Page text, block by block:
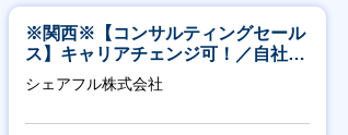
※関西※【コンサルティングセール
ス】キャリアチェンジ可！／自社サ
ービス『シェアフル』の営業
シェアフル株式会社